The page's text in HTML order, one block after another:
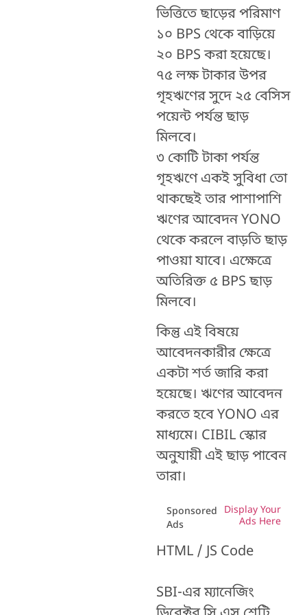
ভিত্তিতে ছাড়ের পরিমাণ
১০ BPS থেকে বাড়িয়ে
২০ BPS করা হয়েছে।
৭৫ লক্ষ টাকার উপর
গৃহঋণের সুদে ২৫ বেসিস
পয়েন্ট পর্যন্ত ছাড়
মিলবে।
৩ কোটি টাকা পর্যন্ত
গৃহঋণে একই সুবিধা তো
থাকছেই তার পাশাপাশি
ঋণের আবেদন YONO
থেকে করলে বাড়তি ছাড়
পাওয়া যাবে। এক্ষেত্রে
অতিরিক্ত ৫ BPS ছাড়
মিলবে।
কিন্তু এই বিষয়ে
আবেদনকারীর ক্ষেত্রে
একটা শর্ত জারি করা
হয়েছে। ঋণের আবেদন
করতে হবে YONO এর
মাধ্যমে। CIBIL স্কোর
অনুযায়ী এই ছাড় পাবেন
তারা।
Sponsored
Ads
Display Your
Ads Here
HTML / JS Code
SBI-এর ম্যানেজিং